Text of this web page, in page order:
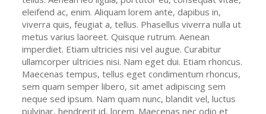
eleifend ac, enim. Aliquam lorem ante, dapibus in,
viverra quis, feugiat a, tellus. Phasellus viverra nulla ut
metus varius laoreet. Quisque rutrum. Aenean
imperdiet. Etiam ultricies nisi vel augue. Curabitur
ullamcorper ultricies nisi. Nam eget dui. Etiam rhoncus.
Maecenas tempus, tellus eget condimentum rhoncus,
sem quam semper libero, sit amet adipiscing sem
neque sed ipsum. Nam quam nunc, blandit vel, luctus
pulvinar, hendrerit id, lorem. Maecenas nec odio et